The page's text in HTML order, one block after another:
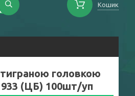
Кошик
головкою
(ЦБ) 100шт/уп